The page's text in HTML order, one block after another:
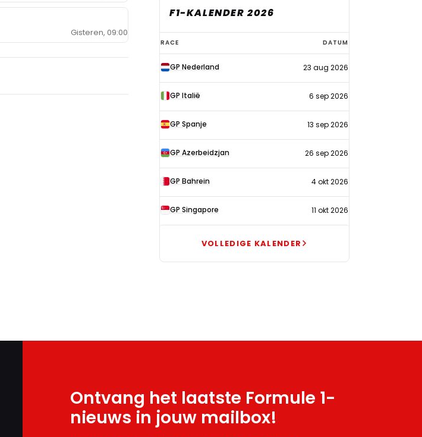
Gisteren, 09:00
F1-KALENDER 2026
F1-
kalender
2026
RACE DATUM
GP Nederland 23 aug 2026
GP Italië 6 sep 2026
GP Spanje 13 sep 2026
GP Azerbeidzjan 26 sep 2026
GP Bahrein 4 okt 2026
GP Singapore 11 okt 2026
VOLLEDIGE KALENDER
Ontvang het laatste Formule 1-
nieuws in jouw mailbox!